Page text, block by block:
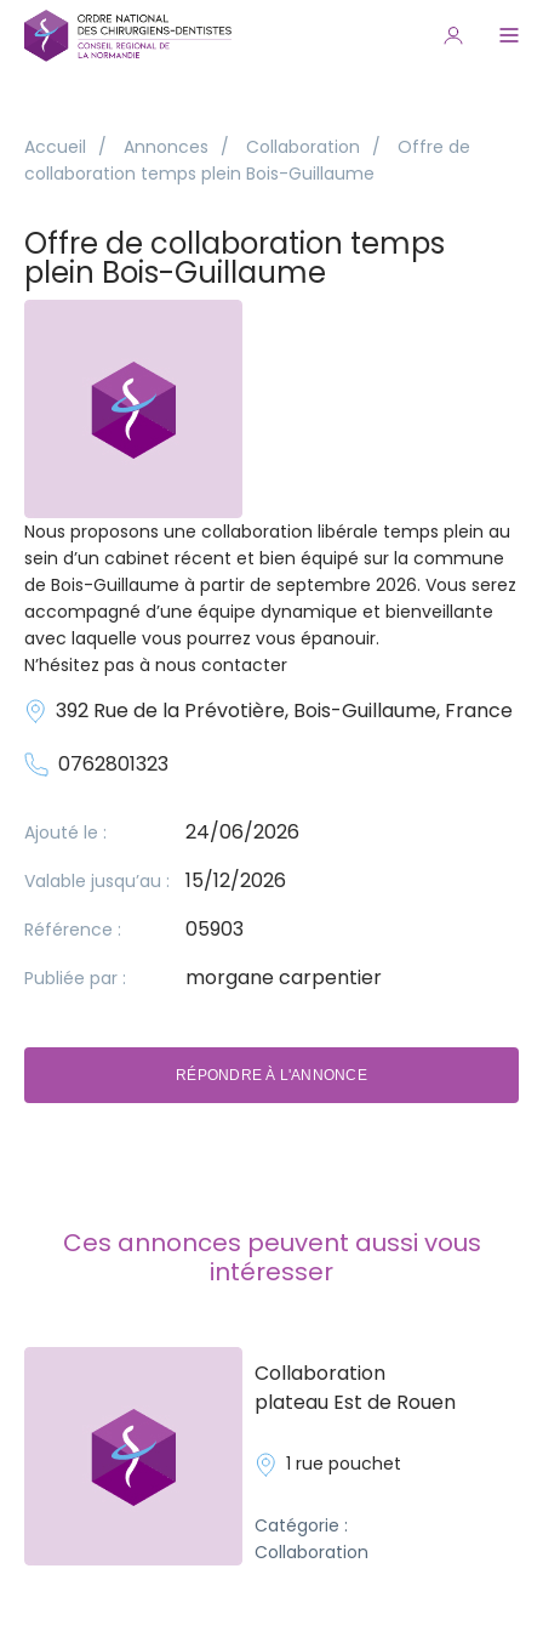
Accueil / Annonces / Collaboration /
Offre de
collaboration temps plein Bois-Guillaume
Offre de collaboration temps
plein Bois-Guillaume
Nous proposons une collaboration libérale temps plein au
sein d’un cabinet récent et bien équipé sur la commune
de Bois-Guillaume à partir de septembre 2026. Vous serez
accompagné d’une équipe dynamique et bienveillante
avec laquelle vous pourrez vous épanouir.
N’hésitez pas à nous contacter
RÉPONDRE À L'ANNONCE
392 Rue de la Prévotière, Bois-Guillaume, France
0762801323
Ajouté le : 24/06/2026
Valable jusqu’au : 15/12/2026
Référence : 05903
Publiée par : morgane carpentier
Ces annonces peuvent aussi vous
intéresser
Collaboration
plateau Est de Rouen
1 rue pouchet
Catégorie :
Collaboration